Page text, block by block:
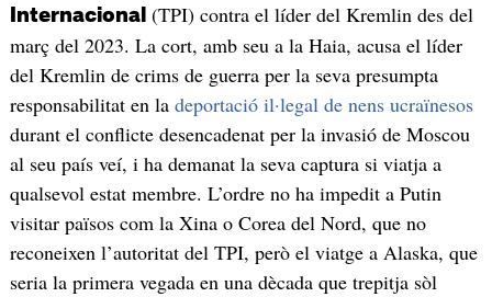
Internacional (TPI) contra el líder del Kremlin des del
març del 2023. La cort, amb seu a la Haia, acusa el líder
del Kremlin de crims de guerra per la seva presumpta
responsabilitat en la deportació il·legal de nens ucraïnesos
durant el conflicte desencadenat per la invasió de Moscou
al seu país veí, i ha demanat la seva captura si viatja a
qualsevol estat membre. L’ordre no ha impedit a Putin
visitar països com la Xina o Corea del Nord, que no
reconeixen l’autoritat del TPI, però el viatge a Alaska, que
seria la primera vegada en una dècada que trepitja sòl